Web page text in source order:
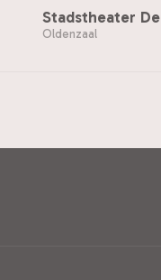
Stadstheater
Oldenzaal